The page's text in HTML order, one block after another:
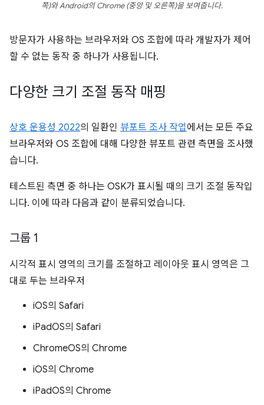
쪽)와 Android의 Chrome (중앙 및 오른쪽)을 보여줍니다.
방문자가 사용하는 브라우저와 OS 조합에 따라 개발자가 제어
할 수 없는 동작 중 하나가 사용됩니다.
다양한 크기 조절 동작 매핑
상호 운용성 2022의 일환인 뷰포트 조사 작업에서는 모든 주요
브라우저와 OS 조합에 대해 다양한 뷰포트 관련 측면을 조사했
습니다.
테스트된 측면 중 하나는 OSK가 표시될 때의 크기 조절 동작입
니다. 이에 따라 다음과 같이 분류되었습니다.
그룹 1
시각적 표시 영역의 크기를 조절하고 레이아웃 표시 영역은 그
대로 두는 브라우저
iOS의 Safari
iPadOS의 Safari
ChromeOS의 Chrome
iOS의 Chrome
iPadOS의 Chrome